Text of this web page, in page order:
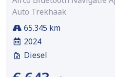
Auto Trekhaak
65.345 km
2024
Diesel